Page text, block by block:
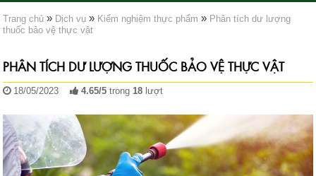
Trang chủ » Dịch vụ » Kiểm nghiệm thực phẩm » Phân tích dư lượng
thuốc bảo vệ thực vật
PHÂN TÍCH DƯ LƯỢNG THUỐC BẢO VỆ THỰC VẬT
18/05/2023 4.65/5 trong18 lượt